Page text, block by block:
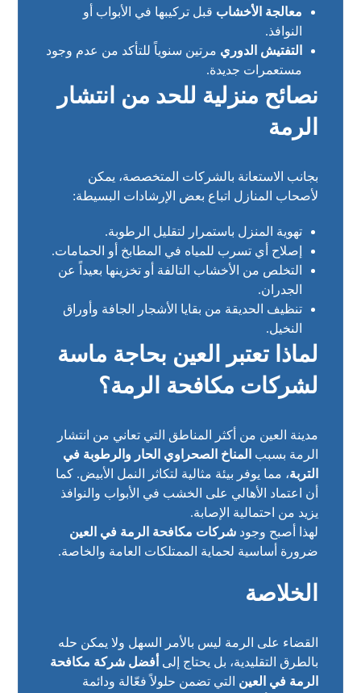
معالجة الأخشاب قبل تركيبها في الأبواب أو
النوافذ.
التفتيش الدوري مرتين سنوياً للتأكد من عدم وجود
مستعمرات جديدة.
نصائح منزلية للحد من انتشار
الرمة
بجانب الاستعانة بالشركات المتخصصة، يمكن
لأصحاب المنازل اتباع بعض الإرشادات البسيطة:
تهوية المنزل باستمرار لتقليل الرطوبة.
إصلاح أي تسرب للمياه في المطابخ أو الحمامات.
التخلص من الأخشاب التالفة أو تخزينها بعيداً عن
الجدران.
تنظيف الحديقة من بقايا الأشجار الجافة وأوراق
النخيل.
لماذا تعتبر العين بحاجة ماسة
لشركات مكافحة الرمة؟
مدينة العين من أكثر المناطق التي تعاني من انتشار
الرمة بسبب المناخ الصحراوي الحار والرطوبة في
التربة، مما يوفر بيئة مثالية لتكاثر النمل الأبيض. كما
أن اعتماد الأهالي على الخشب في الأبواب والنوافذ
يزيد من احتمالية الإصابة.
لهذا أصبح وجودشركات مكافحة الرمة في العين
ضرورة أساسية لحماية الممتلكات العامة والخاصة.
الخلاصة
القضاء على الرمة ليس بالأمر السهل ولا يمكن حله
بالطرق التقليدية، بل يحتاج إلى أفضل شركة مكافحة
الرمة في العين التي تضمن حلولاً فعّالة ودائمة